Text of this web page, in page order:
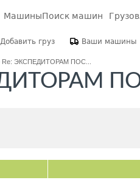
МашиныПоиск машин
Добавить груз Ваши машины
Re: ЭКСПЕДИТОРАМ ПОС...